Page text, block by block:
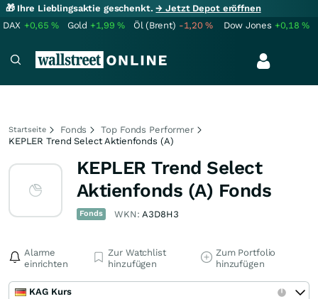
🎁 Ihre Lieblingsaktie geschenkt.→ Jetzt Depot eröffnen
DAX +0,65% Gold +1,99% Öl (Brent) -1,20% Dow Jones +0,18%
Startseite Fonds
Top Fonds Performer
KEPLER Trend Select Aktienfonds (A)
KEPLER Trend Select
Aktienfonds (A) Fonds
Fonds WKN:A3D8H3
Alarme
einrichten
Zur Watchlist
hinzufügen
Zum Portfolio
hinzufügen
KAG Kurs